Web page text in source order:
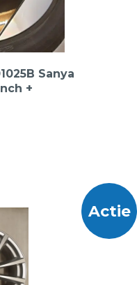
Sanya
+
Ecocontact 6
Actie